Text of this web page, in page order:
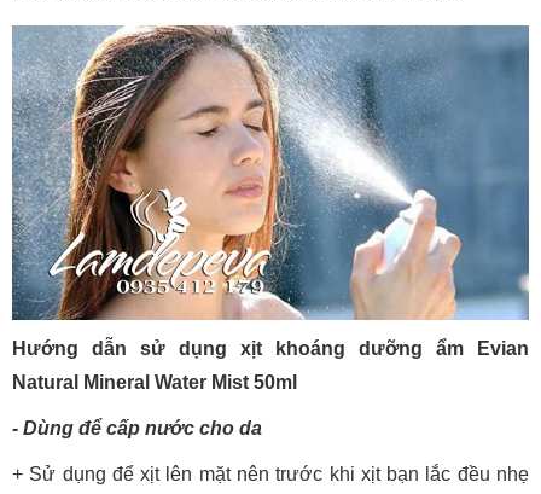
Hướng dẫn sử dụng xịt khoáng dưỡng ẩm Evian
Natural Mineral Water Mist 50ml
- Dùng để cấp nước cho da
+ Sử dụng để xịt lên mặt nên trước khi xịt bạn lắc đều nhẹ